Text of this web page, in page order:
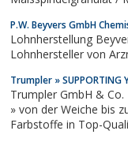
effektiv an Maschinen
Leckagen und viele...
P.W. Beyvers GmbH
Lohnherstellung
Lohnhersteller von
Trumpler » SUPPORTING
Trumpler GmbH &
» von der Weiche bis zur Gerbung ✓✓ Gerbstoffe, Lederfette &
Farbstoffe in Top-